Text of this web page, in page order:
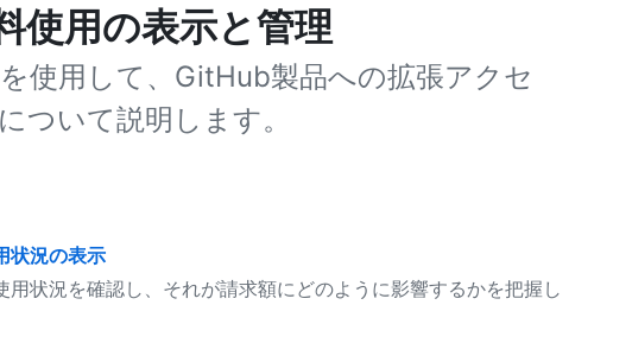
使用の表示と管理
使用して、GitHub製品への拡張アクセ
ついて説明します。
状況の表示
状況を確認し、それが請求額にどのように影響するかを把握し